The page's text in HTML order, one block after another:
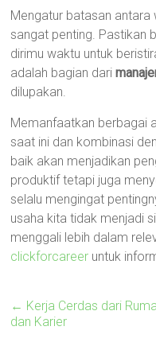
Mengatur batasan
sangat penting. Pastikan
dirimu waktu untuk
adalah bagian dari
dilupakan.
Memanfaatkan berbagai
saat ini dan kombinasi
baik akan menjadikan
produktif tetapi juga
selalu mengingat
usaha kita tidak menjadi
menggali lebih dalam
clickforcareer untuk
← Kerja Cerdas dari
dan Karier